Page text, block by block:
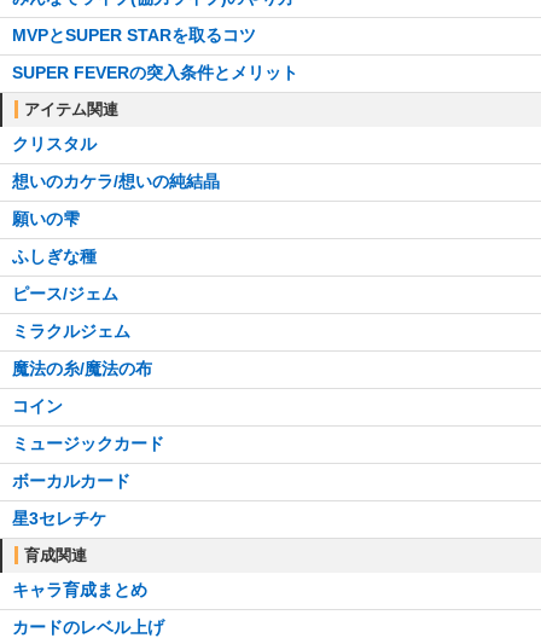
MVPとSUPER STARを取るコツ
SUPER FEVERの突入条件とメリット
アイテム関連
クリスタル
想いのカケラ/想いの純結晶
願いの雫
ふしぎな種
ピース/ジェム
ミラクルジェム
魔法の糸/魔法の布
コイン
ミュージックカード
ボーカルカード
星3セレチケ
育成関連
キャラ育成まとめ
カードのレベル上げ